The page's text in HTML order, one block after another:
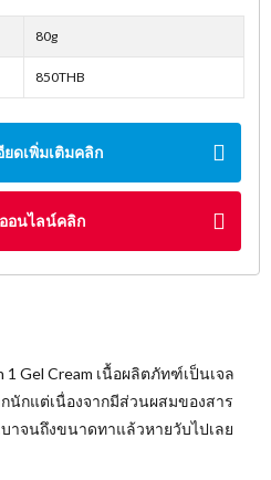
80g
850THB
ยดเพิ่มเติมคลิก
อนไลน์คลิก
Gel Cream เนื้อผลิตภัทฑ์เป็นเจล
นักแต่เนื่องจากมีส่วนผสมของสาร
าจนถึงขนาดทาแล้วหายวับไปเลย